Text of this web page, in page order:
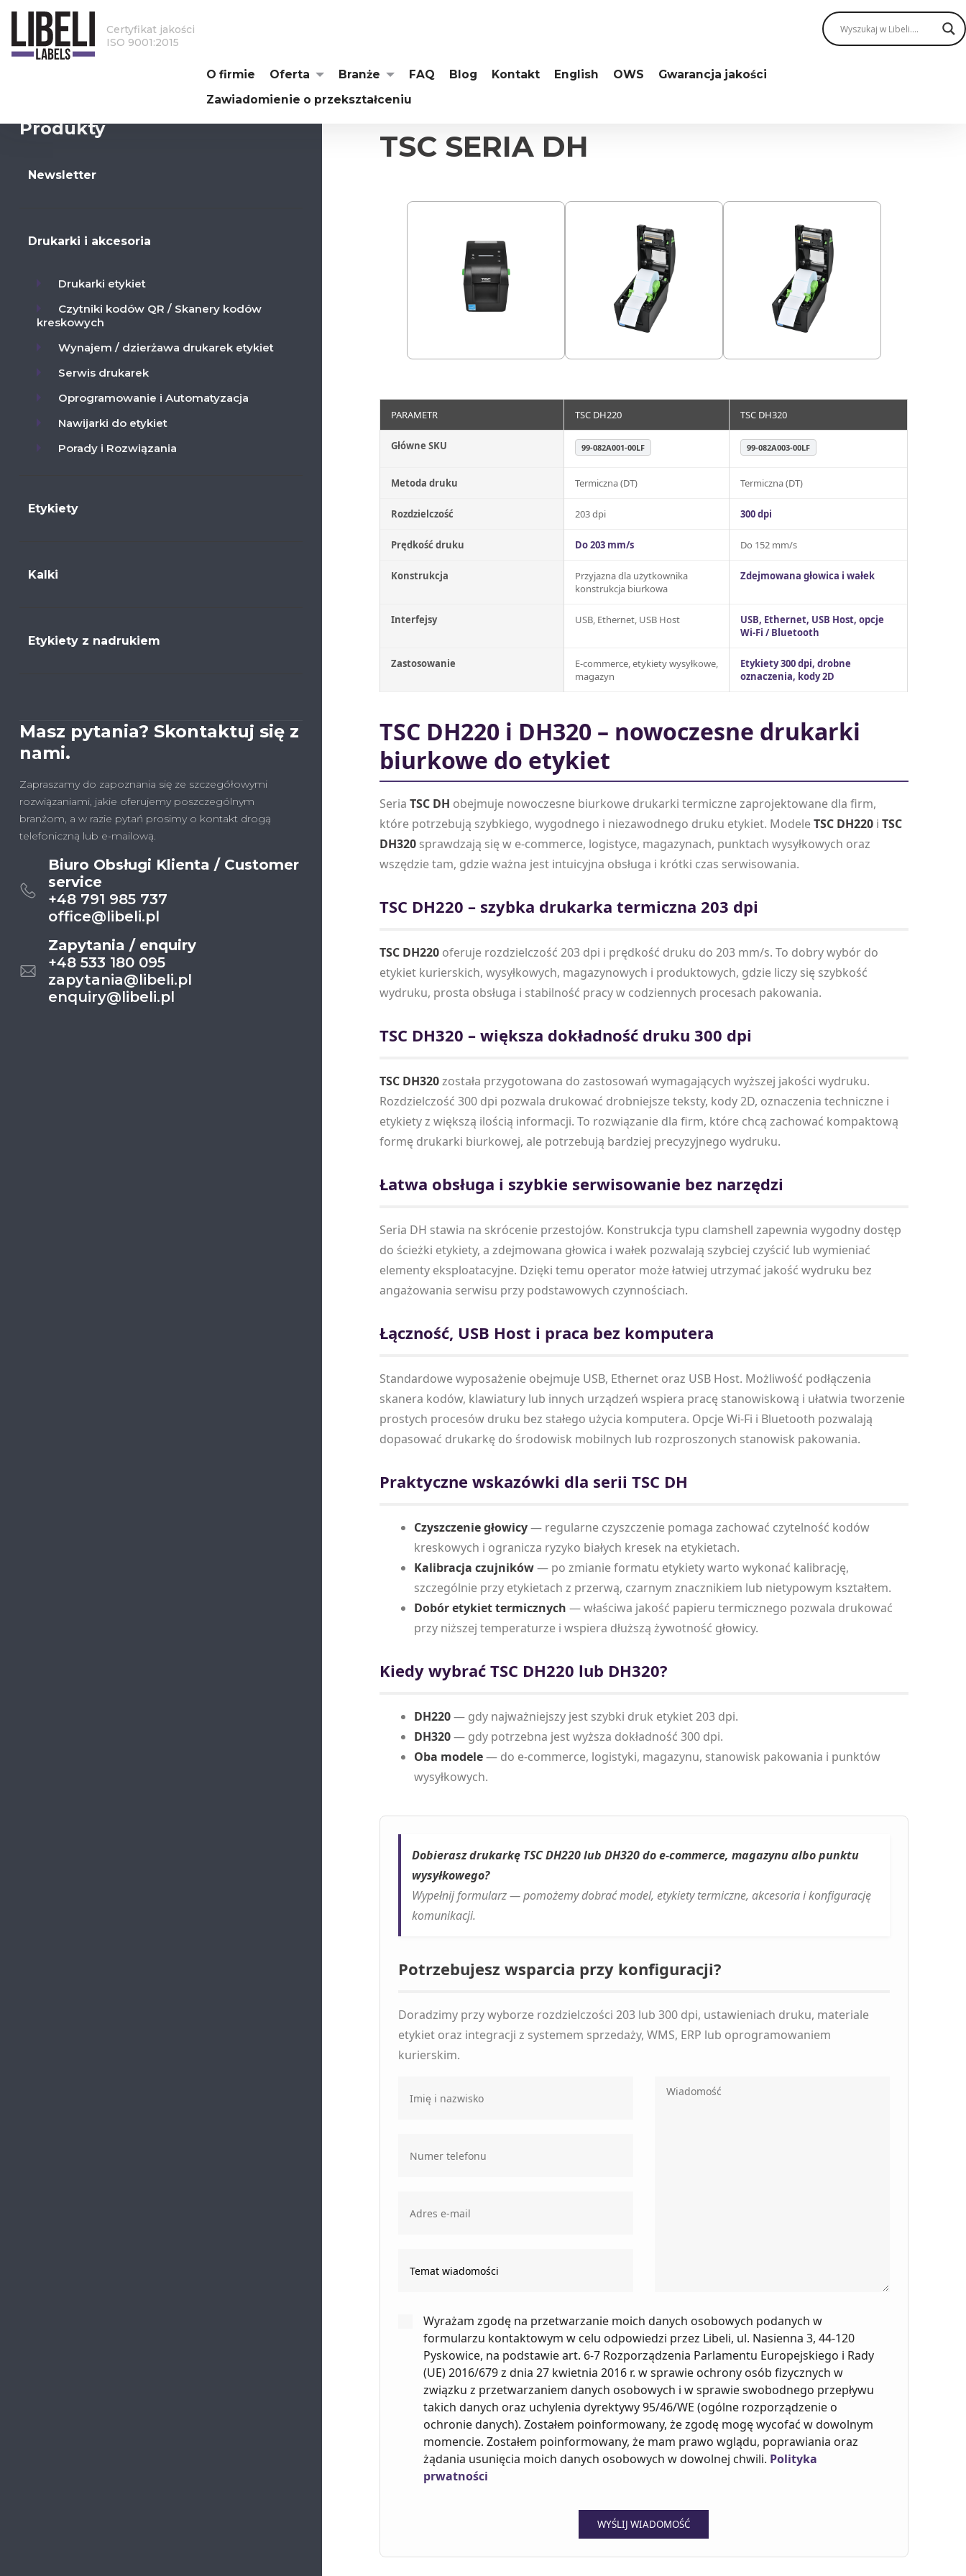
Certyfikat jakości
ISO 9001:2015
O firmie Oferta Branże FAQ Blog Kontakt English OWS
Gwarancja jakości
Zawiadomienie o przekształceniu
Jesteś tutaj:
TSC SERIA DH
PARAMETR TSC DH220 TSC DH320
Główne SKU 99-082A001-00LF 99-082A003-00LF
Metoda druku Termiczna (DT) Termiczna (DT)
Rozdzielczość 203 dpi 300 dpi
Prędkość druku Do 203 mm/s Do 152 mm/s
Konstrukcja
Przyjazna dla użytkownika
konstrukcja biurkowa
Zdejmowana głowica i wałek
Interfejsy USB, Ethernet, USB Host
USB, Ethernet, USB Host, opcje
Wi-Fi / Bluetooth
Zastosowanie
E-commerce, etykiety wysyłkowe,
magazyn
Etykiety 300 dpi, drobne
oznaczenia, kody 2D
TSC DH220 i DH320 – nowoczesne drukarki
biurkowe do etykiet
SeriaTSC DH obejmuje nowoczesne biurkowe drukarki termiczne zaprojektowane dla firm,
które potrzebują szybkiego, wygodnego i niezawodnego druku etykiet. ModeleTSC DH220 iTSC
DH320 sprawdzają się w e-commerce, logistyce, magazynach, punktach wysyłkowych oraz
wszędzie tam, gdzie ważna jest intuicyjna obsługa i krótki czas serwisowania.
TSC DH220 – szybka drukarka termiczna 203 dpi
TSC DH220 oferuje rozdzielczość 203 dpi i prędkość druku do 203 mm/s. To dobry wybór do
etykiet kurierskich, wysyłkowych, magazynowych i produktowych, gdzie liczy się szybkość
wydruku, prosta obsługa i stabilność pracy w codziennych procesach pakowania.
TSC DH320 – większa dokładność druku 300 dpi
TSC DH320została przygotowana do zastosowań wymagających wyższej jakości wydruku.
Rozdzielczość 300 dpi pozwala drukować drobniejsze teksty, kody 2D, oznaczenia techniczne i
etykiety z większą ilością informacji. To rozwiązanie dla firm, które chcą zachować kompaktową
formę drukarki biurkowej, ale potrzebują bardziej precyzyjnego wydruku.
Łatwa obsługa i szybkie serwisowanie bez narzędzi
Seria DH stawia na skrócenie przestojów. Konstrukcja typu clamshell zapewnia wygodny dostęp
do ścieżki etykiety, a zdejmowana głowica i wałek pozwalają szybciej czyścić lub wymieniać
elementy eksploatacyjne. Dzięki temu operator może łatwiej utrzymać jakość wydruku bez
angażowania serwisu przy podstawowych czynnościach.
Łączność, USB Host i praca bez komputera
Standardowe wyposażenie obejmuje USB, Ethernet oraz USB Host. Możliwość podłączenia
skanera kodów, klawiatury lub innych urządzeń wspiera pracę stanowiskową i ułatwia tworzenie
prostych procesów druku bez stałego użycia komputera. Opcje Wi-Fi i Bluetooth pozwalają
dopasować drukarkę do środowisk mobilnych lub rozproszonych stanowisk pakowania.
Praktyczne wskazówki dla serii TSC DH
Czyszczenie głowicy— regularne czyszczenie pomaga zachować czytelność kodów
kreskowych i ogranicza ryzyko białych kresek na etykietach.
Kalibracja czujników— po zmianie formatu etykiety warto wykonać kalibrację,
szczególnie przy etykietach z przerwą, czarnym znacznikiem lub nietypowym kształtem.
Dobór etykiet termicznych — właściwa jakość papieru termicznego pozwala drukować
przy niższej temperaturze i wspiera dłuższą żywotność głowicy.
Kiedy wybrać TSC DH220 lub DH320?
DH220— gdy najważniejszy jest szybki druk etykiet 203 dpi.
DH320— gdy potrzebna jest wyższa dokładność 300 dpi.
Oba modele— do e-commerce, logistyki, magazynu, stanowisk pakowania i punktów
wysyłkowych.
Dobierasz drukarkę TSC DH220 lub DH320 do e-commerce, magazynu albo punktu
wysyłkowego?
Wypełnij formularz — pomożemy dobrać model, etykiety termiczne, akcesoria i konfigurację
komunikacji.
Potrzebujesz wsparcia przy konfiguracji?
Doradzimy przy wyborze rozdzielczości 203 lub 300 dpi, ustawieniach druku, materiale
etykiet oraz integracji z systemem sprzedaży, WMS, ERP lub oprogramowaniem
kurierskim.
Wyrażam zgodę na przetwarzanie moich danych osobowych podanych w
formularzu kontaktowym w celu odpowiedzi przez Libeli, ul. Nasienna 3, 44-120
Pyskowice, na podstawie art. 6-7 Rozporządzenia Parlamentu Europejskiego i Rady
(UE) 2016/679 z dnia 27 kwietnia 2016 r. w sprawie ochrony osób fizycznych w
związku z przetwarzaniem danych osobowych i w sprawie swobodnego przepływu
takich danych oraz uchylenia dyrektywy 95/46/WE (ogólne rozporządzenie o
ochronie danych). Zostałem poinformowany, że zgodę mogę wycofać w dowolnym
momencie. Zostałem poinformowany, że mam prawo wglądu, poprawiania oraz
żądania usunięcia moich danych osobowych w dowolnej chwili. Polityka
prwatności
Produkty
Newsletter
Drukarki i akcesoria
Drukarki etykiet
Czytniki kodów QR / Skanery kodów
kreskowych
Wynajem / dzierżawa drukarek etykiet
Serwis drukarek
Oprogramowanie i Automatyzacja
Nawijarki do etykiet
Porady i Rozwiązania
Etykiety
Kalki
Etykiety z nadrukiem
Masz pytania? Skontaktuj się z
nami.
Zapraszamy do zapoznania się ze szczegółowymi
rozwiązaniami, jakie oferujemy poszczególnym
branżom, a w razie pytań prosimy o kontakt drogą
telefoniczną lub e-mailową.
Biuro Obsługi Klienta / Customer
service
+48 791 985 737
office@libeli.pl
Zapytania / enquiry
+48 533 180 095
zapytania@libeli.pl
enquiry@libeli.pl